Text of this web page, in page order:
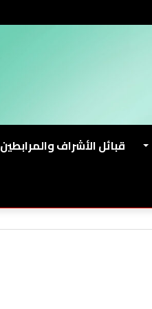
قبائل الأشراف والمرابطين